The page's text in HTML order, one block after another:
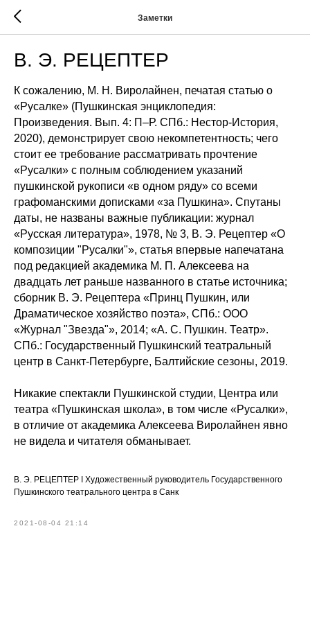
Заметки
В. Э. РЕЦЕПТЕР
К сожалению, М. Н. Виролайнен, печатая статью о
«Русалке» (Пушкинская энциклопедия:
Произведения. Вып. 4: П–Р. СПб.: Нестор-История,
2020), демонстрирует свою некомпетентность; чего
стоит ее требование рассматривать прочтение
«Русалки» с полным соблюдением указаний
пушкинской рукописи «в одном ряду» со всеми
графоманскими дописками «за Пушкина». Спутаны
даты, не названы важные публикации: журнал
«Русская литература», 1978, № 3, В. Э. Рецептер «О
композиции "Русалки"», статья впервые напечатана
под редакцией академика М. П. Алексеева на
двадцать лет раньше названного в статье источника;
сборник В. Э. Рецептера «Принц Пушкин, или
Драматическое хозяйство поэта», СПб.: ООО
«Журнал "Звезда"», 2014; «А. С. Пушкин. Театр».
СПб.: Государственный Пушкинский театральный
центр в Санкт-Петербурге, Балтийские сезоны, 2019.
Никакие спектакли Пушкинской студии, Центра или
театра «Пушкинская школа», в том числе «Русалки»,
в отличие от академика Алексеева Виролайнен явно
не видела и читателя обманывает.
В. Э. РЕЦЕПТЕР I Художественный руководитель Государственного
Пушкинского театрального центра в Санк
2021-08-04 21:14